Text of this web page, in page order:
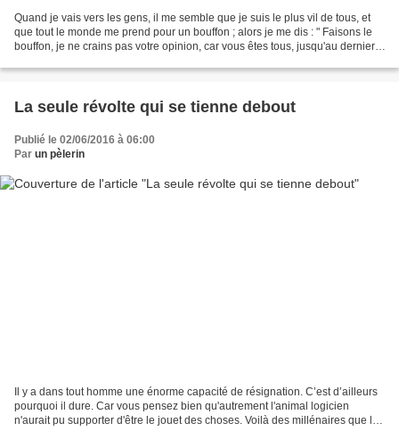
Quand je vais vers les gens, il me semble que je suis le plus vil de tous, et
que tout le monde me prend pour un bouffon ; alors je me dis : " Faisons le
bouffon, je ne crains pas votre opinion, car vous êtes tous, jusqu'au dernier,
La seule révolte qui se tienne debout
Publié le 02/06/2016 à 06:00
Par un pèlerin
Il y a dans tout homme une énorme capacité de résignation. C’est d’ailleurs
pourquoi il dure. Car vous pensez bien qu'autrement l'animal logicien
n'aurait pu supporter d'être le jouet des choses. Voilà des millénaires que le